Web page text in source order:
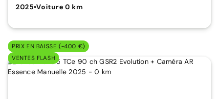
2025•Voiture 0 km
PRIX EN BAISSE (-400 €)
VENTES FLASH